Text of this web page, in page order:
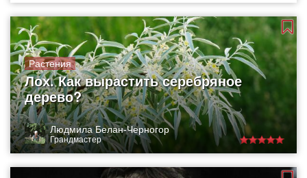
Растения
Лох. Как вырастить серебряное
дерево?
Людмила Белан-Черногор
Грандмастер